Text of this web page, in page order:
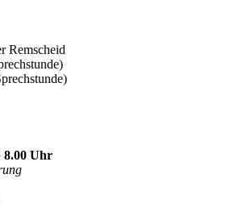
Remscheid
8.00 Uhr